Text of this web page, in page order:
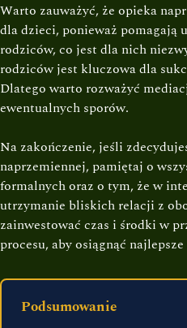
Warto zauważyć, że opieka
dla dzieci, ponieważ pomagają
rodziców, co jest dla nich
rodziców jest kluczowa dla
Dlatego warto rozważyć
ewentualnych sporów.
Na zakończenie, jeśli
naprzemiennej, pamiętaj o
formalnych oraz o tym, że w
utrzymanie bliskich relacji z
zainwestować czas i środki w
procesu, aby osiągnąć
Podsumowanie